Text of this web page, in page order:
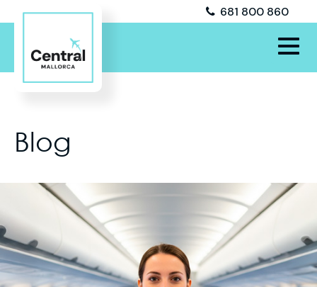
681 800 860
Blog